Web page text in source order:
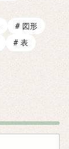
図形
表